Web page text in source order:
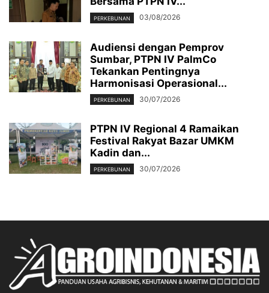
PERKEBUNAN 03/08/2026
Audiensi dengan Pemprov
Sumbar, PTPN IV PalmCo
Tekankan Pentingnya
Harmonisasi Operasional...
PERKEBUNAN 30/07/2026
PTPN IV Regional 4 Ramaikan
Festival Rakyat Bazar UMKM
Kadin dan...
PERKEBUNAN 30/07/2026